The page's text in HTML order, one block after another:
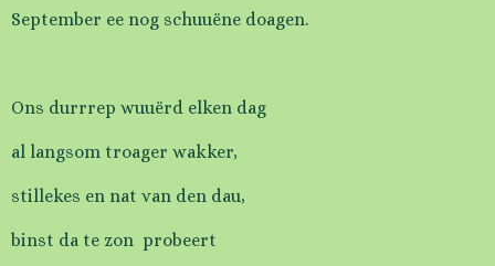
September ee nog schuuëne doagen.
Ons durrrep wuuërd elken dag
al langsom troager wakker,
stillekes en nat van den dau,
binst da te zon probeert